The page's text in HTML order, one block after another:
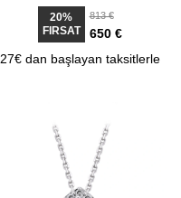
20%
FIRSAT
813 €
650 €
27€ dan başlayan taksitlerle